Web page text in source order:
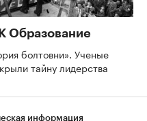
Образование
болтовни». Ученые
тайну лидерства
информация